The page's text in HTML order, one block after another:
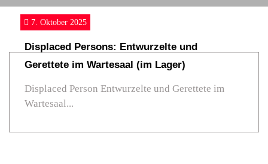
Musik
und
Tanz
Freie
Ausstellung
7. Oktober 2025
Displaced Persons: Entwurzelte und
Gerettete im Wartesaal (im Lager)
Displaced Person Entwurzelte und Gerettete im
Wartesaal...